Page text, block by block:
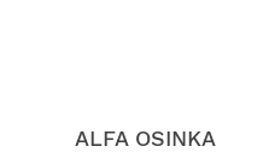
ALFA OSINKA